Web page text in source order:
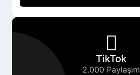
TikTok
2.000 Paylaşım